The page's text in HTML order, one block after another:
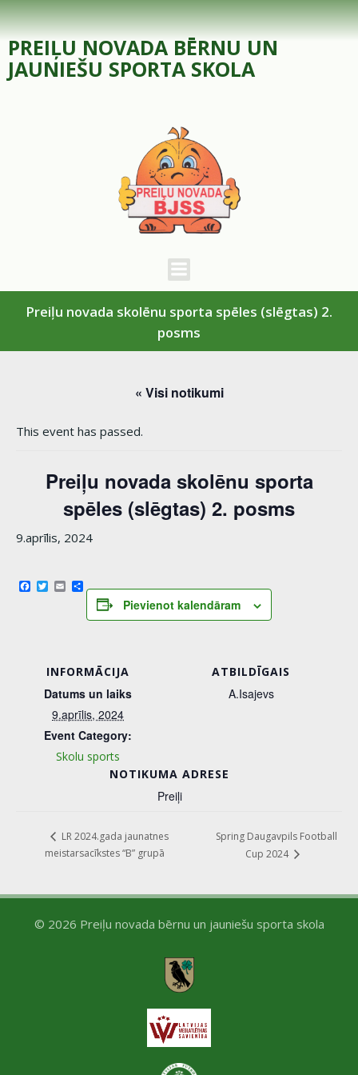
Skip
to
content
PREIĻU NOVADA BĒRNU UN
JAUNIEŠU SPORTA SKOLA
Preiļu novada skolēnu sporta spēles (slēgtas) 2.
posms
« Visi notikumi
This event has passed.
Preiļu novada skolēnu sporta
spēles (slēgtas) 2. posms
9.aprīlis, 2024
Facebook
Twitter
EmailShare
Pievienot kalendāram
INFORMĀCIJA
Datums un laiks
9.aprīlis, 2024
Event Category:
Skolu sports
NOTIKUMA ADRESE
Preiļi
ATBILDĪGAIS
A.Isajevs
LR 2024.gada jaunatnes
meistarsacīkstes “B” grupā
Spring Daugavpils Football
Cup 2024
© 2026 Preiļu novada bērnu un jauniešu sporta skola